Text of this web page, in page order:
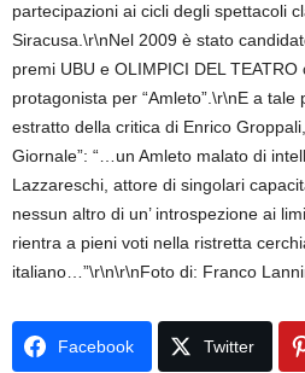
partecipazioni ai cicli degli spettacoli
Siracusa.\r\nNel 2009 è stato
premi UBU e OLIMPICI DEL
protagonista per “Amleto”.\r\nE a
estratto della critica di Enrico
Giornale”: “…un Amleto malato di
Lazzareschi, attore di singolari
nessun altro di un’ introspezione ai
rientra a pieni voti nella ristretta
italiano…”\r\n\r\nFoto di: Franco
Facebook Twitter